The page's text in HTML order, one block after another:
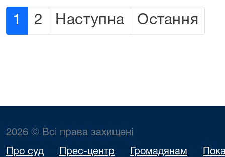
1 2 Наступна Остання
2026 © Всі права захищені
Про суд Прес-центр Громадянам